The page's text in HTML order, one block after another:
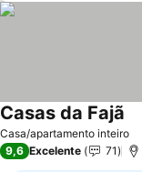
Casa/apartamento inteiro
Casas da Fajã
9,6 Excelente 71